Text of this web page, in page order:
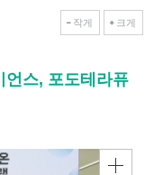
작게 크게
언스, 포도테라퓨